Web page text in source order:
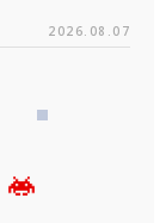
2026.08.07